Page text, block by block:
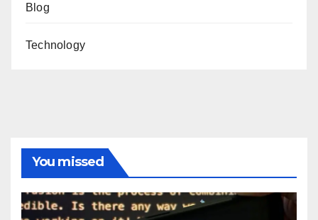
Blog
Technology
You missed